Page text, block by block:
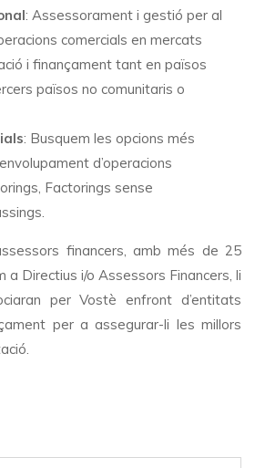
: Assessorament i gestió per al
comercials en mercats
i finançament tant en països
països no comunitaris o
: Busquem les opcions més
d’operacions
Factorings sense
financers, amb més de 25
a Directius i/o Assessors Financers, li
per Vostè enfront d’entitats
per a assegurar-li les millors